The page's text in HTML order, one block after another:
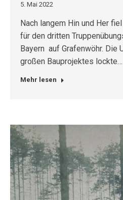
5. Mai 2022
Nach langem Hin und Her
für den dritten
Bayern auf Grafenwöhr. Die
großen Bauprojektes lockte…
Mehr lesen